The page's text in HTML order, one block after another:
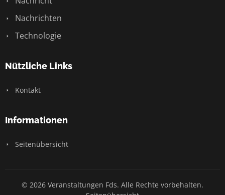
Nachrichten
Technologie
Nützliche Links
Kontakt
Informationen
Seitenübersicht
© 2026 Veranstaltungen Fds. Alle Rechte vorbehalten.